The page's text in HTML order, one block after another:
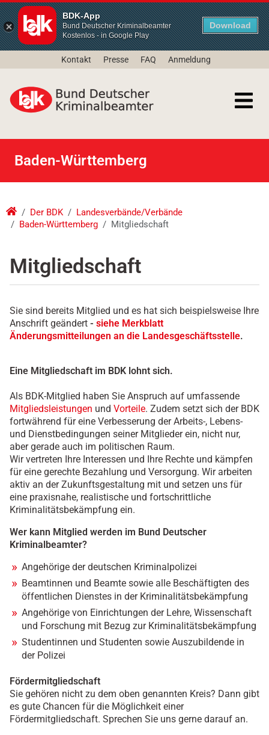
BDK-App
Bund Deutscher Kriminalbeamter
Kostenlos - in Google Play
Download
Kontakt Presse FAQ Anmeldung
Baden-Württemberg
Der BDK
Landesverbände/Verbände
Baden-Württemberg
Mitgliedschaft
Mitgliedschaft
Sie sind bereits Mitglied und es hat sich beispielsweise Ihre
Anschrift geändert - siehe Merkblatt
Änderungsmitteilungen an die Landesgeschäftsstelle.
Eine Mitgliedschaft im BDK lohnt sich.
Als BDK-Mitglied haben Sie Anspruch auf umfassende
Mitgliedsleistungen und Vorteile. Zudem setzt sich der BDK
fortwährend für eine Verbesserung der Arbeits-, Lebens-
und Dienstbedingungen seiner Mitglieder ein, nicht nur,
aber gerade auch im politischen Raum.
Wir vertreten Ihre Interessen und Ihre Rechte und kämpfen
für eine gerechte Bezahlung und Versorgung. Wir arbeiten
aktiv an der Zukunftsgestaltung mit und setzen uns für
eine praxisnahe, realistische und fortschrittliche
Kriminalitätsbekämpfung ein.
Wer kann Mitglied werden im Bund Deutscher
Kriminalbeamter?
Angehörige der deutschen Kriminalpolizei
Beamtinnen und Beamte sowie alle Beschäftigten des
öffentlichen Dienstes in der Kriminalitätsbekämpfung
Angehörige von Einrichtungen der Lehre, Wissenschaft
und Forschung mit Bezug zur Kriminalitätsbekämpfung
Studentinnen und Studenten sowie Auszubildende in
der Polizei
Fördermitgliedschaft
Sie gehören nicht zu dem oben genannten Kreis? Dann gibt
es gute Chancen für die Möglichkeit einer
Fördermitgliedschaft. Sprechen Sie uns gerne darauf an.